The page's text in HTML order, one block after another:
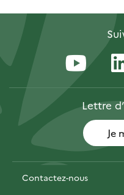
Lettre
Je
Contactez-nous